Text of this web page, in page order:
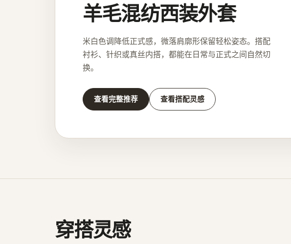
羊毛混纺西装外套
米白色调降低正式感，微落肩廓形保留轻松姿态。搭配
衬衫、针织或真丝内搭，都能在日常与正式之间自然切
换。
查看完整推荐 查看搭配灵感
穿搭灵感